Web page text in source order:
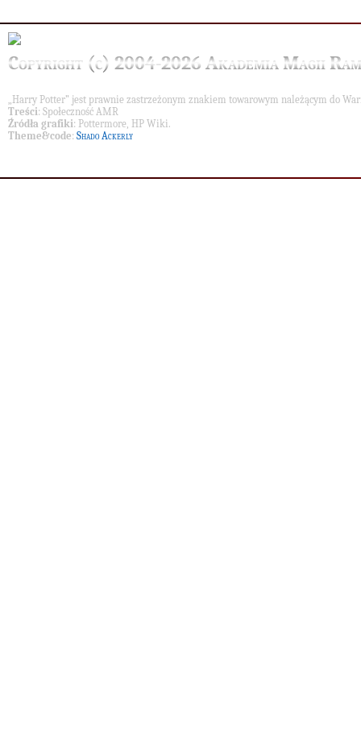
Copyright (c) 2004-2026 Akademia Magii
„Harry Potter” jest prawnie zastrzeżonym znakiem towarowym należącym do
Treści: Społeczność AMR
Źródła grafiki: Pottermore, HP Wiki.
Theme&code: Shado Ackerly